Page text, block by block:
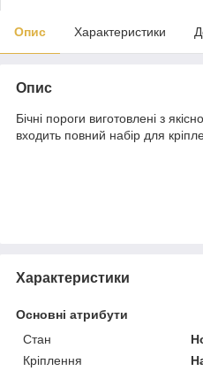
Опис Характеристики
Опис
Бічні пороги виготовлені з
входить повний набір для
Характеристики
Основні атрибути
Стан
Кріплення